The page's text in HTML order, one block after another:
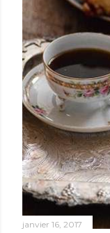
janvier 16, 2017